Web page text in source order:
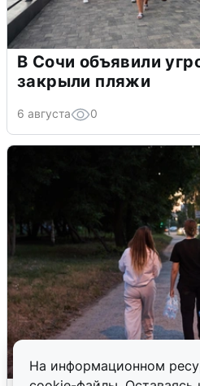
На информационном
В Сочи объявили
закрыли пляжи
6 августа 0